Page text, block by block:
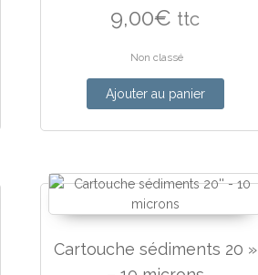
9,00€ ttc
Non classé
Ajouter au panier
Cartouche sédiments 20 »